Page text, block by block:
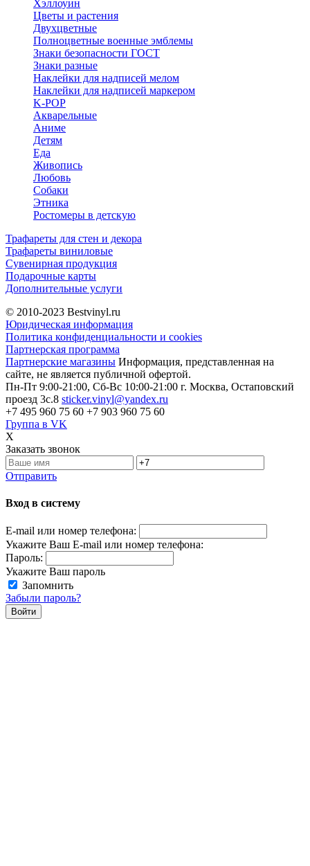
Хэллоуин
Цветы и растения
Двухцветные
Полноцветные военные эмблемы
Знаки безопасности ГОСТ
Знаки разные
Наклейки для надписей мелом
Наклейки для надписей маркером
K-POP
Акварельные
Аниме
Детям
Еда
Живопись
Любовь
Собаки
Этника
Ростомеры в детскую
Трафареты для стен и декора
Трафареты виниловые
Сувенирная продукция
Подарочные карты
Дополнительные услуги
© 2010-2023 Bestvinyl.ru
Юридическая информация
Политика конфиденциальности и cookies
Партнерская программа
Партнерские магазины Информация, представленная на
сайте, не является публичной офертой.
Пн-Пт 9:00-21:00, Сб-Вс 10:00-21:00 г. Москва, Остаповский
проезд 3с.8 sticker.vinyl@yandex.ru
+7 495 960 75 60 +7 903 960 75 60
Группа в VK
X
Заказать звонок
Отправить
Вход в систему
E-mail или номер телефона:
Укажите Ваш E-mail или номер телефона:
Пароль:
Укажите Ваш пароль
Запомнить
Забыли пароль?